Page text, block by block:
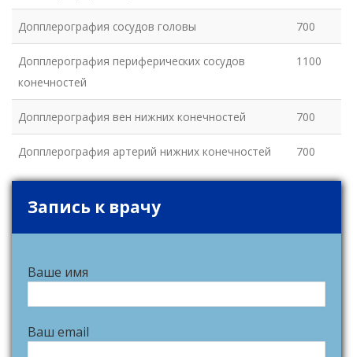
Допплерография сосудов головы 700
Допплерография периферических сосудов
конечностей
1100
Допплерография вен нижних конечностей 700
Допплерография артерий нижних конечностей 700
Запись к врачу
Ваше имя
Ваш email